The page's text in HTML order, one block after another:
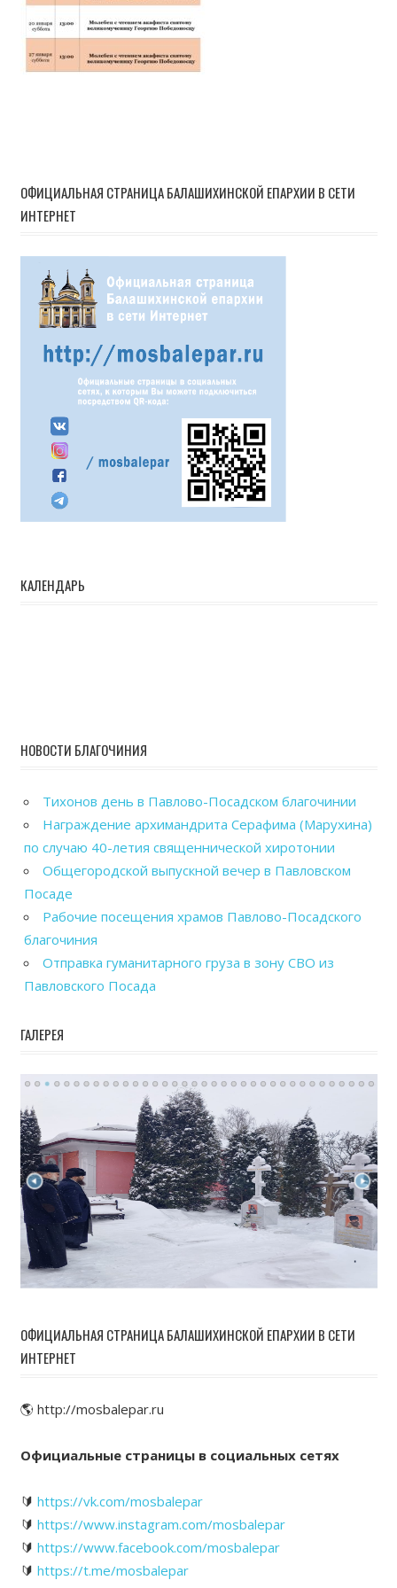
ОФИЦИАЛЬНАЯ СТРАНИЦА БАЛАШИХИНСКОЙ ЕПАРХИИ В СЕТИ
ИНТЕРНЕТ
КАЛЕНДАРЬ
НОВОСТИ БЛАГОЧИНИЯ
Тихонов день в Павлово-Посадском благочинии
Награждение архимандрита Серафима (Марухина)
по случаю 40-летия священнической хиротонии
Общегородской выпускной вечер в Павловском
Посаде
Рабочие посещения храмов Павлово-Посадского
благочиния
Отправка гуманитарного груза в зону СВО из
Павловского Посада
ГАЛЕРЕЯ
ОФИЦИАЛЬНАЯ СТРАНИЦА БАЛАШИХИНСКОЙ ЕПАРХИИ В СЕТИ
ИНТЕРНЕТ
🌎 http://mosbalepar.ru
Официальные страницы в социальных сетях
🔰 https://vk.com/mosbalepar
🔰 https://www.instagram.com/mosbalepar
🔰 https://www.facebook.com/mosbalepar
🔰 https://t.me/mosbalepar